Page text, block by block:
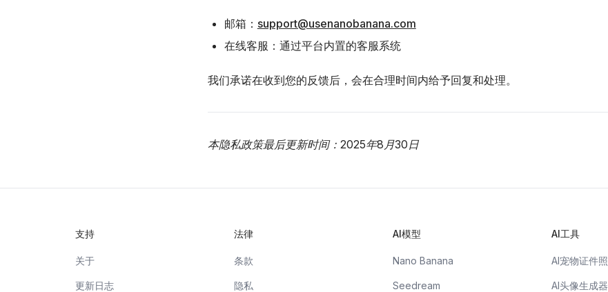
邮箱： support@usenanobanana.com
在线客服：通过平台内置的客服系统
我们承诺在收到您的反馈后，会在合理时间内给予回复和处理。
本隐私政策最后更新时间：2025年8月30日
支持
关于
更新日志
法律
条款
隐私
AI模型
Nano Banana
Seedream
AI工具
AI宠物证件照
AI头像生成器